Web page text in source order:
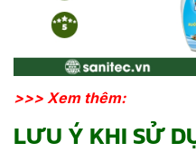
>>> Xem thêm:
LƯU Ý KHI SỬ